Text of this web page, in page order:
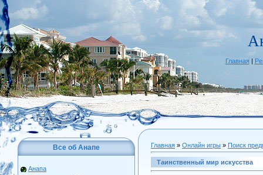
Главная |
Все об Анапе
Анапа
Главная » Онлайн игры » Поиск
Таинственный мир искусства